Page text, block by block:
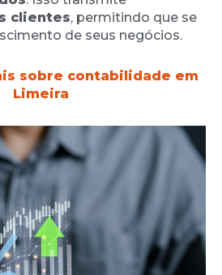
clientes, permitindo que se
de seus negócios.
sobre contabilidade em
Limeira